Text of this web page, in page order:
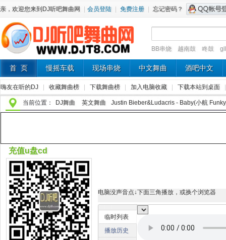
亲，欢迎您来到DJ听吧舞曲网 会员登陆 免费注册 忘记密码？
BB串烧 越南鼓 咚鼓
首 页 慢摇车载 现场串烧 中文舞曲 酒吧中文
嗨友在听的DJ 收藏舞曲榜 下载舞曲榜 加入电脑收藏 下载本站到桌面
当前位置： DJ舞曲 英文舞曲 Justin Bieber&Ludacris - Baby(小航
电脑没声音点↓下面三角播放，或换个浏览器
临时列表
播放历史
充值u盘cd